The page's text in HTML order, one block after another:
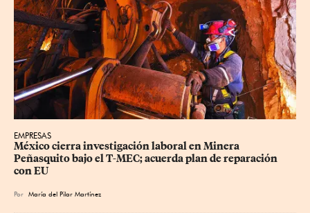
EMPRESAS
México cierra investigación laboral en Minera
Peñasquito bajo el T-MEC; acuerda plan de reparación
con EU
Por María del Pilar Martínez